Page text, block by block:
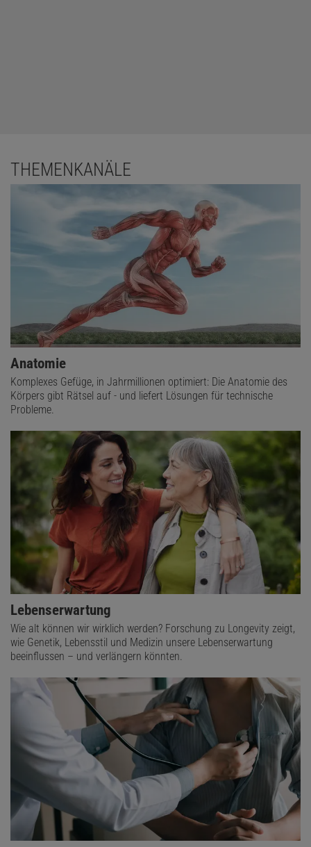
THEMENKANÄLE
Anatomie
Komplexes Gefüge, in Jahrmillionen optimiert: Die Anatomie des
Körpers gibt Rätsel auf - und liefert Lösungen für technische
Probleme.
Lebenserwartung
Wie alt können wir wirklich werden? Forschung zu Longevity zeigt,
wie Genetik, Lebensstil und Medizin unsere Lebenserwartung
beeinflussen – und verlängern könnten.